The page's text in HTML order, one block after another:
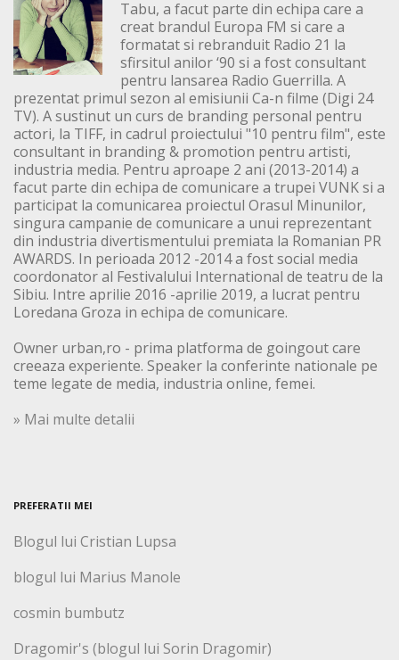
Tabu, a facut parte din echipa care a
creat brandul Europa FM si care a
formatat si rebranduit Radio 21 la
sfirsitul anilor ‘90 si a fost consultant
pentru lansarea Radio Guerrilla. A
prezentat primul sezon al emisiunii Ca-n filme (Digi 24
TV). A sustinut un curs de branding personal pentru
actori, la TIFF, in cadrul proiectului "10 pentru film", este
consultant in branding & promotion pentru artisti,
industria media. Pentru aproape 2 ani (2013-2014) a
facut parte din echipa de comunicare a trupei VUNK si a
participat la comunicarea proiectul Orasul Minunilor,
singura campanie de comunicare a unui reprezentant
din industria divertismentului premiata la Romanian PR
AWARDS. In perioada 2012 -2014 a fost social media
coordonator al Festivalului International de teatru de la
Sibiu. Intre aprilie 2016 -aprilie 2019, a lucrat pentru
Loredana Groza in echipa de comunicare.
Owner urban,ro - prima platforma de goingout care
creeaza experiente. Speaker la conferinte nationale pe
teme legate de media, industria online, femei.
» Mai multe detalii
PREFERATII MEI
Blogul lui Cristian Lupsa
blogul lui Marius Manole
cosmin bumbutz
Dragomir's (blogul lui Sorin Dragomir)